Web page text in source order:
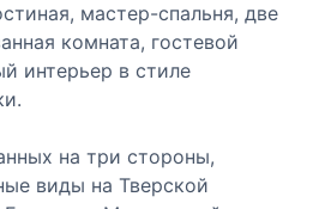
мастер-спальня, две
комната, гостевой
интерьер в стиле
на три стороны,
виды на Тверской